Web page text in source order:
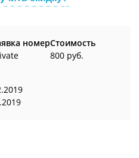
номерСтоимость
800 руб.